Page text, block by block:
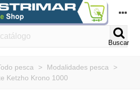
Buscar
pesca > Modalidades pesca
>
Ketzho Krono 1000